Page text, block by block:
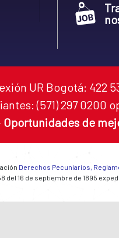
UR Bogotá: 422
(571) 297 0200
Oportunidades de
Derechos Pecuniarios,
16 de septiembre de 1895